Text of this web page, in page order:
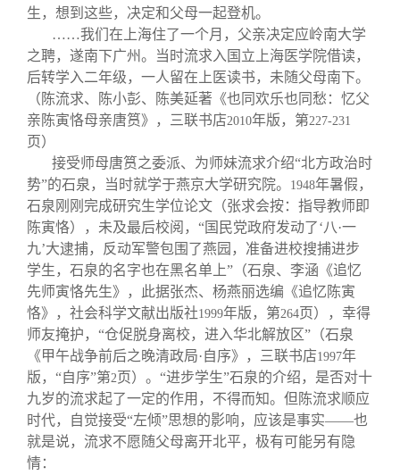
生，想到这些，决定和父母一起登机。
……我们在上海住了一个月，父亲决定应岭南大学
之聘，遂南下广州。当时流求入国立上海医学院借读，
后转学入二年级，一人留在上医读书，未随父母南下。
（陈流求、陈小彭、陈美延著《也同欢乐也同愁：忆父
亲陈寅恪母亲唐筼》，三联书店2010年版，第227-231
页）
接受师母唐筼之委派、为师妹流求介绍“北方政治时
势”的石泉，当时就学于燕京大学研究院。
1948年暑假，
石泉刚刚完成研究生学位论文（张求会按：指导教师即
陈寅恪），未及最后校阅，“国民党政府发动了‘八·一
九’大逮捕，反动军警包围了燕园，准备进校搜捕进步
学生，石泉的名字也在黑名单上”（石泉、李涵《追忆
先师寅恪先生》，此据张杰、杨燕丽选编《追忆陈寅
恪》，社会科学文献出版社1999年版，第264页），幸得
师友掩护，“仓促脱身离校，进入华北解放区”（石泉
《甲午战争前后之晚清政局·自序》，三联书店1997年
版，“自序”第2 页）。“进步学生”石泉的介绍，是否对十
九岁的流求起了一定的作用，不得而知。但陈流求顺应
时代，自觉接受“左倾”思想的影响，应该是事实——也
就是说，流求不愿随父母离开北平，极有可能另有隐
情：